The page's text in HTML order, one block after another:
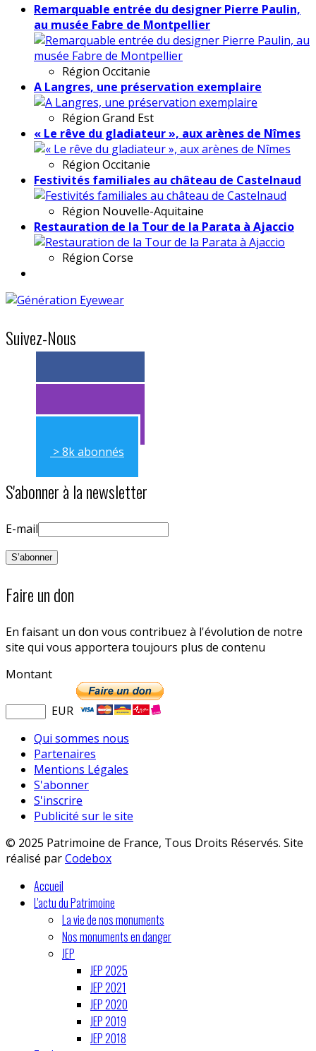
Remarquable entrée du designer Pierre Paulin,
au musée Fabre de Montpellier
Région Occitanie
A Langres, une préservation exemplaire
Région Grand Est
« Le rêve du gladiateur », aux arènes de Nîmes
Région Occitanie
Festivités familiales au château de Castelnaud
Région Nouvelle-Aquitaine
Restauration de la Tour de la Parata à Ajaccio
Région Corse
Suivez-Nous
> 11k abonnés
> 11k abonnés
> 8k abonnés
S'abonner à la newsletter
E-mail
Faire un don
En faisant un don vous contribuez à l'évolution de notre
site qui vous apportera toujours plus de contenu
Montant
EUR
Qui sommes nous
Partenaires
Mentions Légales
S'abonner
S'inscrire
Publicité sur le site
© 2025 Patrimoine de France, Tous Droits Réservés. Site
réalisé parCodebox
Accueil
L'actu du Patrimoine
La vie de nos monuments
Nos monuments en danger
JEP
JEP 2025
JEP 2021
JEP 2020
JEP 2019
JEP 2018